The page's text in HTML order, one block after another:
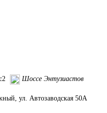
Шоссе Энтузиастов
ул. Автозаводская 50А